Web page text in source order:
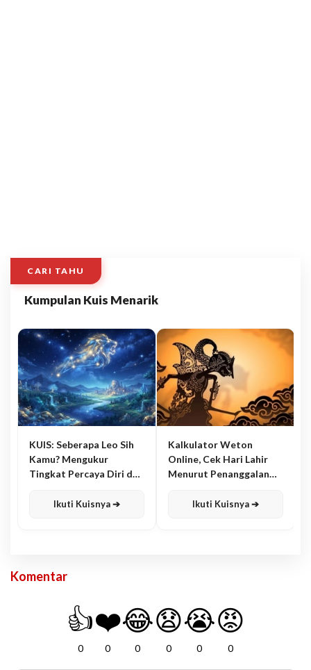
CARI TAHU
Kumpulan Kuis Menarik
KUIS: Seberapa Leo Sih
Kamu? Mengukur
Tingkat Percaya Diri dan
Ikuti Kuisnya ➔
Kalkulator Weton
Online, Cek Hari Lahir
Menurut Penanggalan
Ikuti Kuisnya ➔
Komentar
👍
0
❤️
0
😂
0
😧
0
😭
0
😡
0